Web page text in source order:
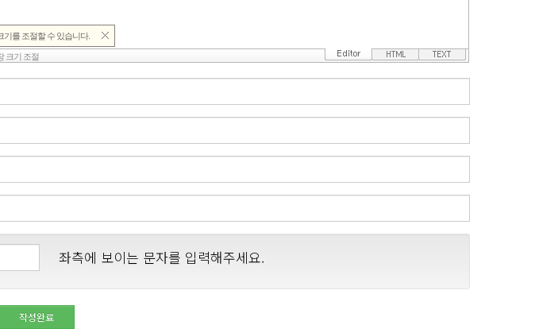
좌측에 보이는 문자를 입력해주세요.
작성완료